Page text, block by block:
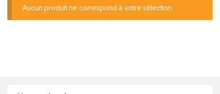
Aucun produit ne correspond à votre sélection.